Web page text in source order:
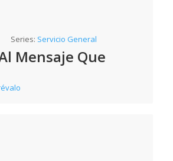
Series: Servicio General
Mensaje Que